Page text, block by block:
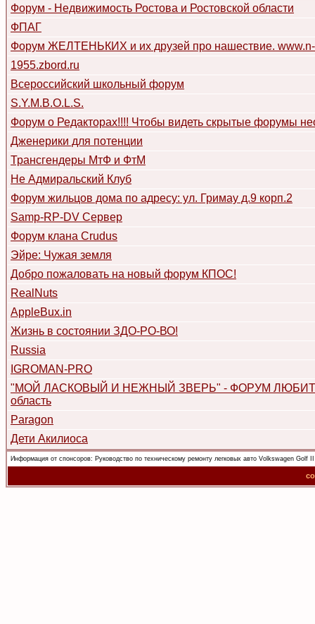
Форум - Недвижимость Ростова и Ростовской области
ФПАГ
Форум ЖЕЛТЕНЬКИХ и их друзей про нашествие.
1955.zbord.ru
Всероссийский школьный форум
S.Y.M.B.O.L.S.
Форум о Редакторах!!!! Чтобы видеть скрытые форумы
Дженерики для потенции
Трансгендеры МтФ и ФтМ
Не Адмиральский Клуб
Форум жильцов дома по адресу: ул. Гримау д.9 корп.2
Samp-RP-DV Сервер
Форум клана Crudus
Эйре: Чужая земля
Добро пожаловать на новый форум КПОС!
RealNuts
AppleBux.in
Жизнь в состоянии ЗДО-РО-ВО!
Russia
IGROMAN-PRO
"МОЙ ЛАСКОВЫЙ И НЕЖНЫЙ ЗВЕРЬ" - ФОРУМ
область
Paragon
Дети Акилиоса
Информация от спонсоров: Руководство по техническому ремонту легковых авто Volkswagen Golf